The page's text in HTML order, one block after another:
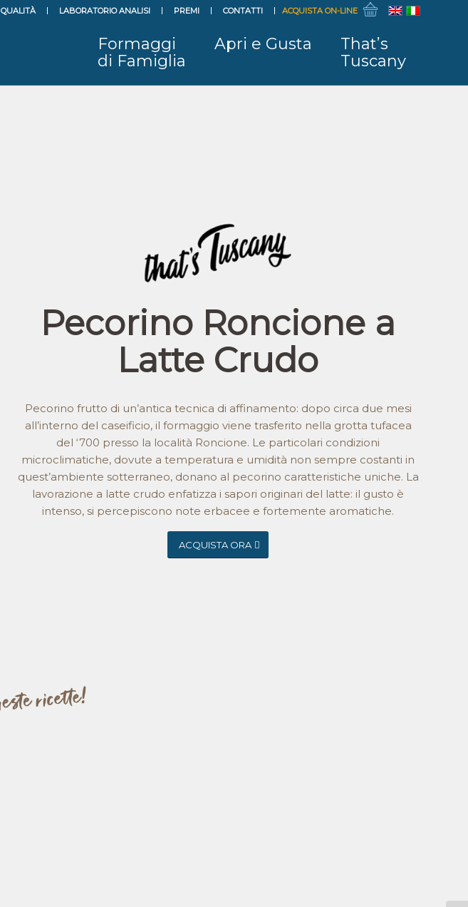
QUALITÀ LABORATORIO ANALISI PREMI CONTATTI ACQUISTA ON-LINE
Formaggi
di Famiglia
Apri e Gusta
That’s
Tuscany
Pecorino Roncione a
Latte Crudo
Pecorino frutto di un’antica tecnica di affinamento: dopo circa due mesi
all’interno del caseificio, il formaggio viene trasferito nella grotta tufacea
del ‘700 presso la località Roncione. Le particolari condizioni
microclimatiche, dovute a temperatura e umidità non sempre costanti in
quest’ambiente sotterraneo, donano al pecorino caratteristiche uniche. La
lavorazione a latte crudo enfatizza i sapori originari del latte: il gusto è
intenso, si percepiscono note erbacee e fortemente aromatiche.
ACQUISTA ORA